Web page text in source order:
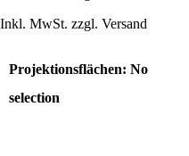
Inkl. MwSt. zzgl. Versand
Projektionsflächen: No
selection